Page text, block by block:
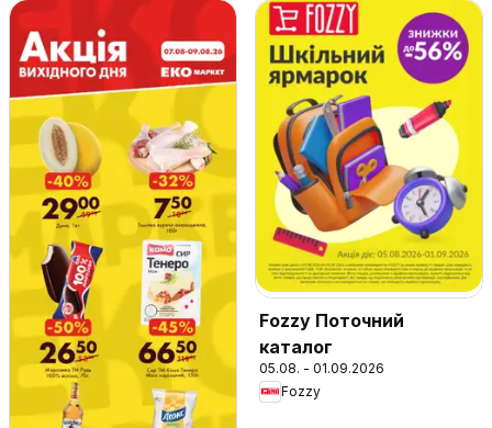
Fozzy Поточний
каталог
05.08. - 01.09.2026
Fozzy